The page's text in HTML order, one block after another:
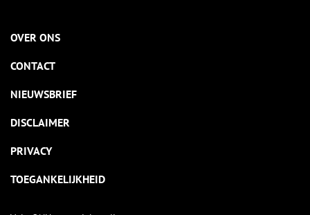
OVER ONS
CONTACT
NIEUWSBRIEF
DISCLAIMER
PRIVACY
TOEGANKELIJKHEID